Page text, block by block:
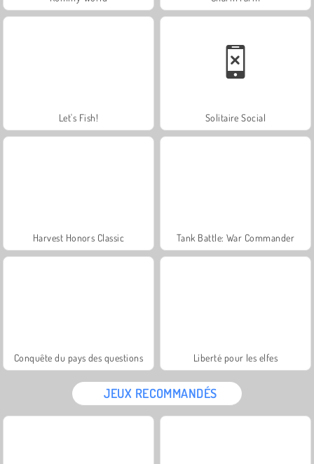
Let's Fish! Solitaire Social
Harvest Honors Classic Tank Battle: War Commander
Conquête du pays des questions Liberté pour les elfes
JEUX RECOMMANDÉS